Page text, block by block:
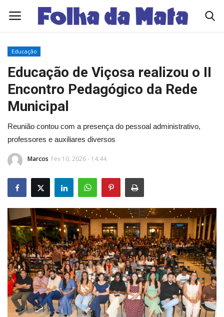
Quem Somos
Como Anunciar
Eleições 2026
Polícia/Acidente
Viçosa
Cultura
UFV
Oportunidade
Educação
Educação de Viçosa realizou o II
Encontro Pedagógico da Rede
Municipal
Reunião contou com a presença do pessoal administrativo,
professores e auxiliares diversos
Marcos Fev 10, 2026 - 14:44